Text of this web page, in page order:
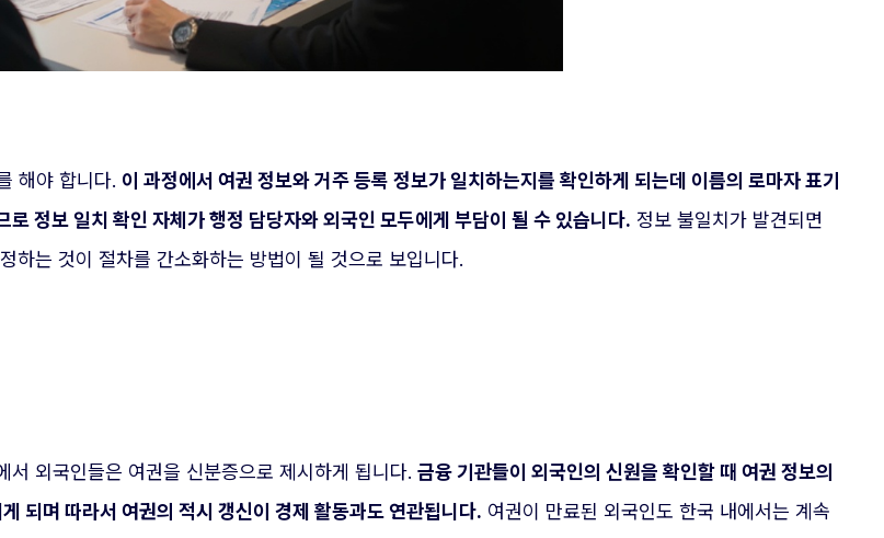
해야 합니다. 이 과정에서 여권 정보와 거주 등록 정보가 일치하는지를 확인하게 되는데 이름의 로마자 표기
정보 일치 확인 자체가 행정 담당자와 외국인 모두에게 부담이 될 수 있습니다. 정보 불일치가 발견되면
하는 것이 절차를 간소화하는 방법이 될 것으로 보입니다.
외국인들은 여권을 신분증으로 제시하게 됩니다. 금융 기관들이 외국인의 신원을 확인할 때 여권 정보의
되며 따라서 여권의 적시 갱신이 경제 활동과도 연관됩니다. 여권이 만료된 외국인도 한국 내에서는 계속